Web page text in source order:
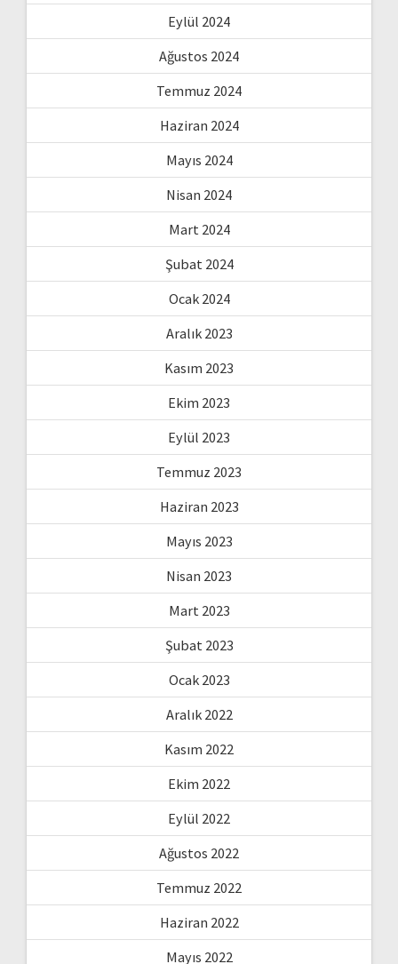
Eylül 2024
Ağustos 2024
Temmuz 2024
Haziran 2024
Mayıs 2024
Nisan 2024
Mart 2024
Şubat 2024
Ocak 2024
Aralık 2023
Kasım 2023
Ekim 2023
Eylül 2023
Temmuz 2023
Haziran 2023
Mayıs 2023
Nisan 2023
Mart 2023
Şubat 2023
Ocak 2023
Aralık 2022
Kasım 2022
Ekim 2022
Eylül 2022
Ağustos 2022
Temmuz 2022
Haziran 2022
Mayıs 2022